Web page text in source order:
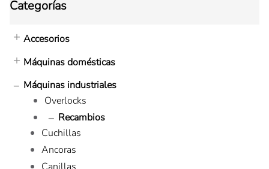
Categorías
Accesorios
Máquinas domésticas
Máquinas industriales
Overlocks
Recambios
Cuchillas
Ancoras